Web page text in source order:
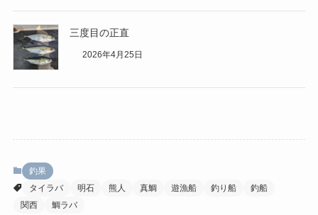
三度目の正直
2026年4月25日
釣果
タイラバ
明石 熊人 真鯛 遊漁船 釣り船
釣船
関西
鯛ラバ